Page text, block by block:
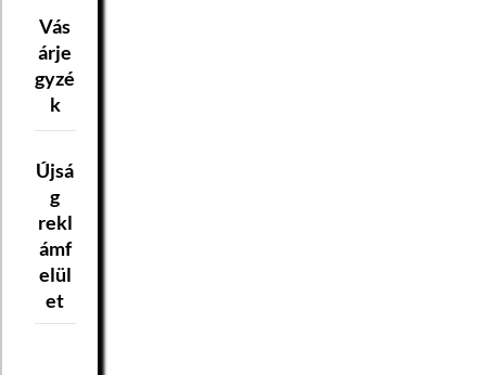
Vás
árje
gyzé
k
Újsá
g
rekl
ámf
elül
et